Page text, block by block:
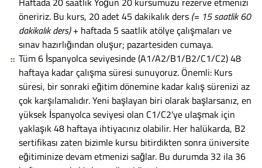
öneririz. Bu kurs, 20 adet 45 dakikalık ders (= 15 saatlik 60
dakikalık ders)+ haftada 5 saatlik atölye çalışmaları ve
sınav hazırlığından oluşur; pazartesiden cumaya.
Tüm 6 İspanyolca seviyesinde (A1/A2/B1/B2/C1/C2) 48
haftaya kadar çalışma süresi sunuyoruz. Önemli: Kurs
süresi, bir sonraki eğitim dönemine kadar kalış sürenizi az
çok karşılamalıdır. Yeni başlayan biri olarak başlarsanız, en
yüksek İspanyolca seviyesi olan C1/C2'ye ulaşmak için
yaklaşık 48 haftaya ihtiyacınız olabilir. Her halükarda, B2
sertifikası zaten bizimle kursu bitirdikten sonra üniversite
eğitiminize devam etmenizi sağlar. Bu durumda 32 ila 36